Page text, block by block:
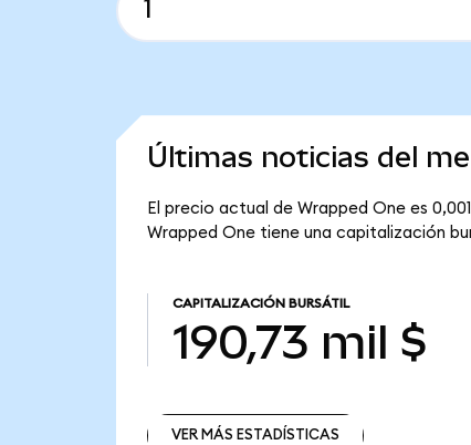
Últimas noticias del
El precio actual de Wrapped One es
Wrapped One tiene una capitalización
CAPITALIZACIÓN BURSÁTIL
190,73 mil $
VER MÁS ESTADÍSTICAS